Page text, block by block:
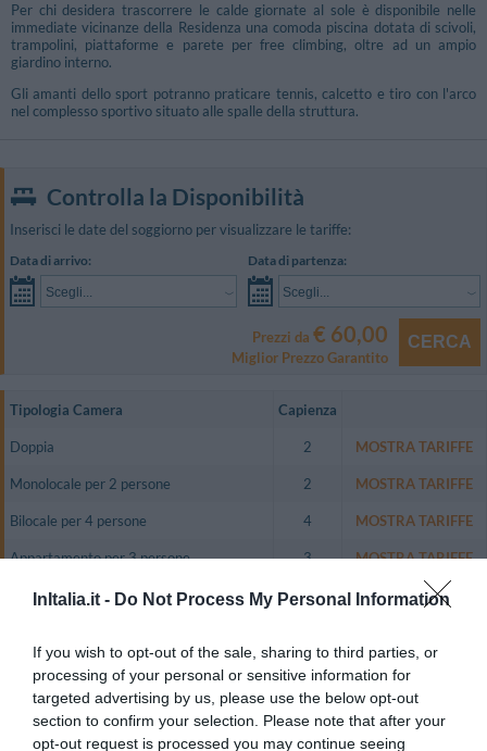
InItalia.it - Do Not Process My Personal Information
If you wish to opt-out of the sale, sharing to third parties, or
processing of your personal or sensitive information for
targeted advertising by us, please use the below opt-out
section to confirm your selection. Please note that after your
opt-out request is processed you may continue seeing
Per chi desidera trascorrere le calde giornate al sole è disponibile nelle
immediate vicinanze della Residenza una comoda piscina dotata di scivoli,
trampolini, piattaforme e parete per free climbing, oltre ad un ampio
giardino interno.
Gli amanti dello sport potranno praticare tennis, calcetto e tiro con l'arco
nel complesso sportivo situato alle spalle della struttura.
Controlla la Disponibilità
Inserisci le date del soggiorno per visualizzare le tariffe:
Data di arrivo:
Scegli...
Data di partenza:
Scegli...
Prezzi da € 60,00
Miglior Prezzo Garantito
CERCA
Tipologia Camera Capienza
Doppia 2 MOSTRA TARIFFE
Monolocale per 2 persone 2 MOSTRA TARIFFE
Bilocale per 4 persone 4 MOSTRA TARIFFE
Appartamento per 3 persone 3 MOSTRA TARIFFE
Appartamento per 4 persone 4 MOSTRA TARIFFE
La struttura dispone di:
- monolocali per 2 persone,
- monolocali con soppalco per un massimo di 4 persone